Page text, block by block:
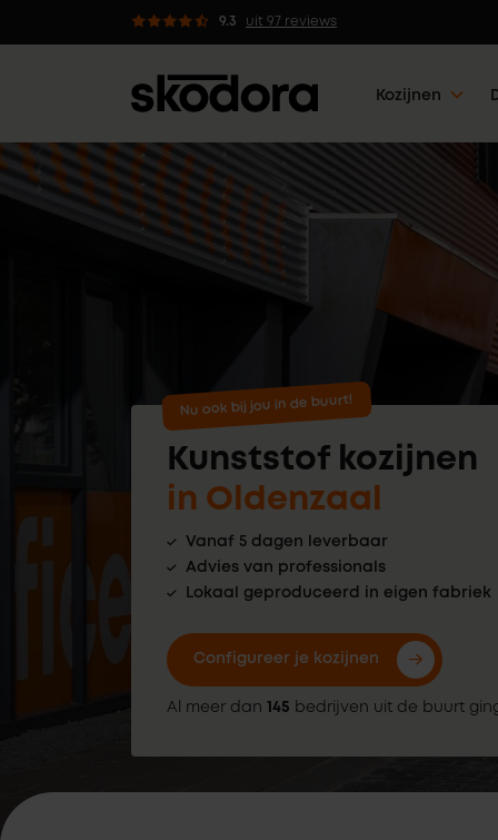
9.3 uit 97 reviews
van professionals
Kozijnen
Nu ook bij jou in de buurt!
Kunststof kozijnen
in Oldenzaal
Vanaf 5 dagen leverbaar
Advies van professionals
Lokaal geproduceerd in eigen fabriek
Configureer je kozijnen
Al meer dan 145 bedrijven uit de buurt